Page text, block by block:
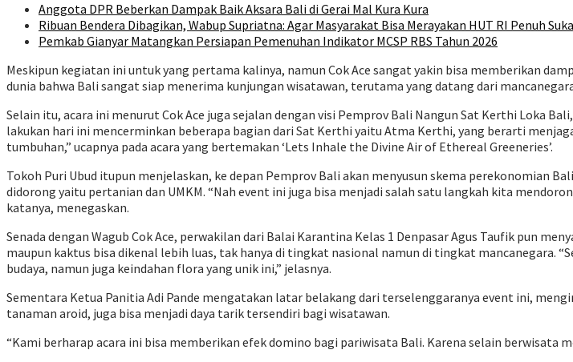
Anggota DPR Beberkan Dampak Baik Aksara Bali di Gerai Mal Kura Kura
Ribuan Bendera Dibagikan, Wabup Supriatna: Agar Masyarakat Bisa Merayakan HUT RI Penuh
Pemkab Gianyar Matangkan Persiapan Pemenuhan Indikator MCSP RBS Tahun 2026
Meskipun kegiatan ini untuk yang pertama kalinya, namun Cok Ace sangat yakin bisa memberikan
dunia bahwa Bali sangat siap menerima kunjungan wisatawan, terutama yang datang dari
Selain itu, acara ini menurut Cok Ace juga sejalan dengan visi Pemprov Bali Nangun Sat Kerthi Loka
lakukan hari ini mencerminkan beberapa bagian dari Sat Kerthi yaitu Atma Kerthi, yang berarti
tumbuhan,” ucapnya pada acara yang bertemakan ‘Lets Inhale the Divine Air of Ethereal Greeneries’.
Tokoh Puri Ubud itupun menjelaskan, ke depan Pemprov Bali akan menyusun skema perekonomian
didorong yaitu pertanian dan UMKM. “Nah event ini juga bisa menjadi salah satu langkah kita
katanya, menegaskan.
Senada dengan Wagub Cok Ace, perwakilan dari Balai Karantina Kelas 1 Denpasar Agus Taufik pun
maupun kaktus bisa dikenal lebih luas, tak hanya di tingkat nasional namun di tingkat mancanegara.
budaya, namun juga keindahan flora yang unik ini,” jelasnya.
Sementara Ketua Panitia Adi Pande mengatakan latar belakang dari terselenggaranya event ini,
tanaman aroid, juga bisa menjadi daya tarik tersendiri bagi wisatawan.
“Kami berharap acara ini bisa memberikan efek domino bagi pariwisata Bali. Karena selain berwisata